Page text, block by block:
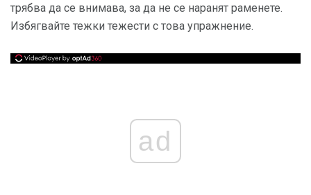
трябва да се внимава, за да не се наранят раменете.
Избягвайте тежки тежести с това упражнение.
ad